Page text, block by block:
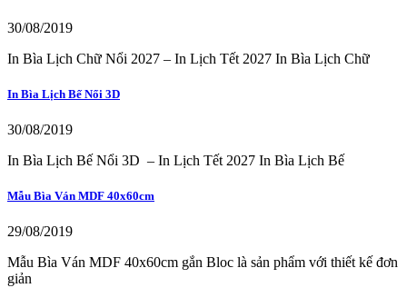
30/08/2019
In Bìa Lịch Chữ Nổi 2027 – In Lịch Tết 2027 In Bìa Lịch Chữ
In Bìa Lịch Bế Nổi 3D
30/08/2019
In Bìa Lịch Bế Nổi 3D – In Lịch Tết 2027 In Bìa Lịch Bế
Mẫu Bìa Ván MDF 40x60cm
29/08/2019
Mẫu Bìa Ván MDF 40x60cm gắn Bloc là sản phẩm với thiết kế đơn
giản